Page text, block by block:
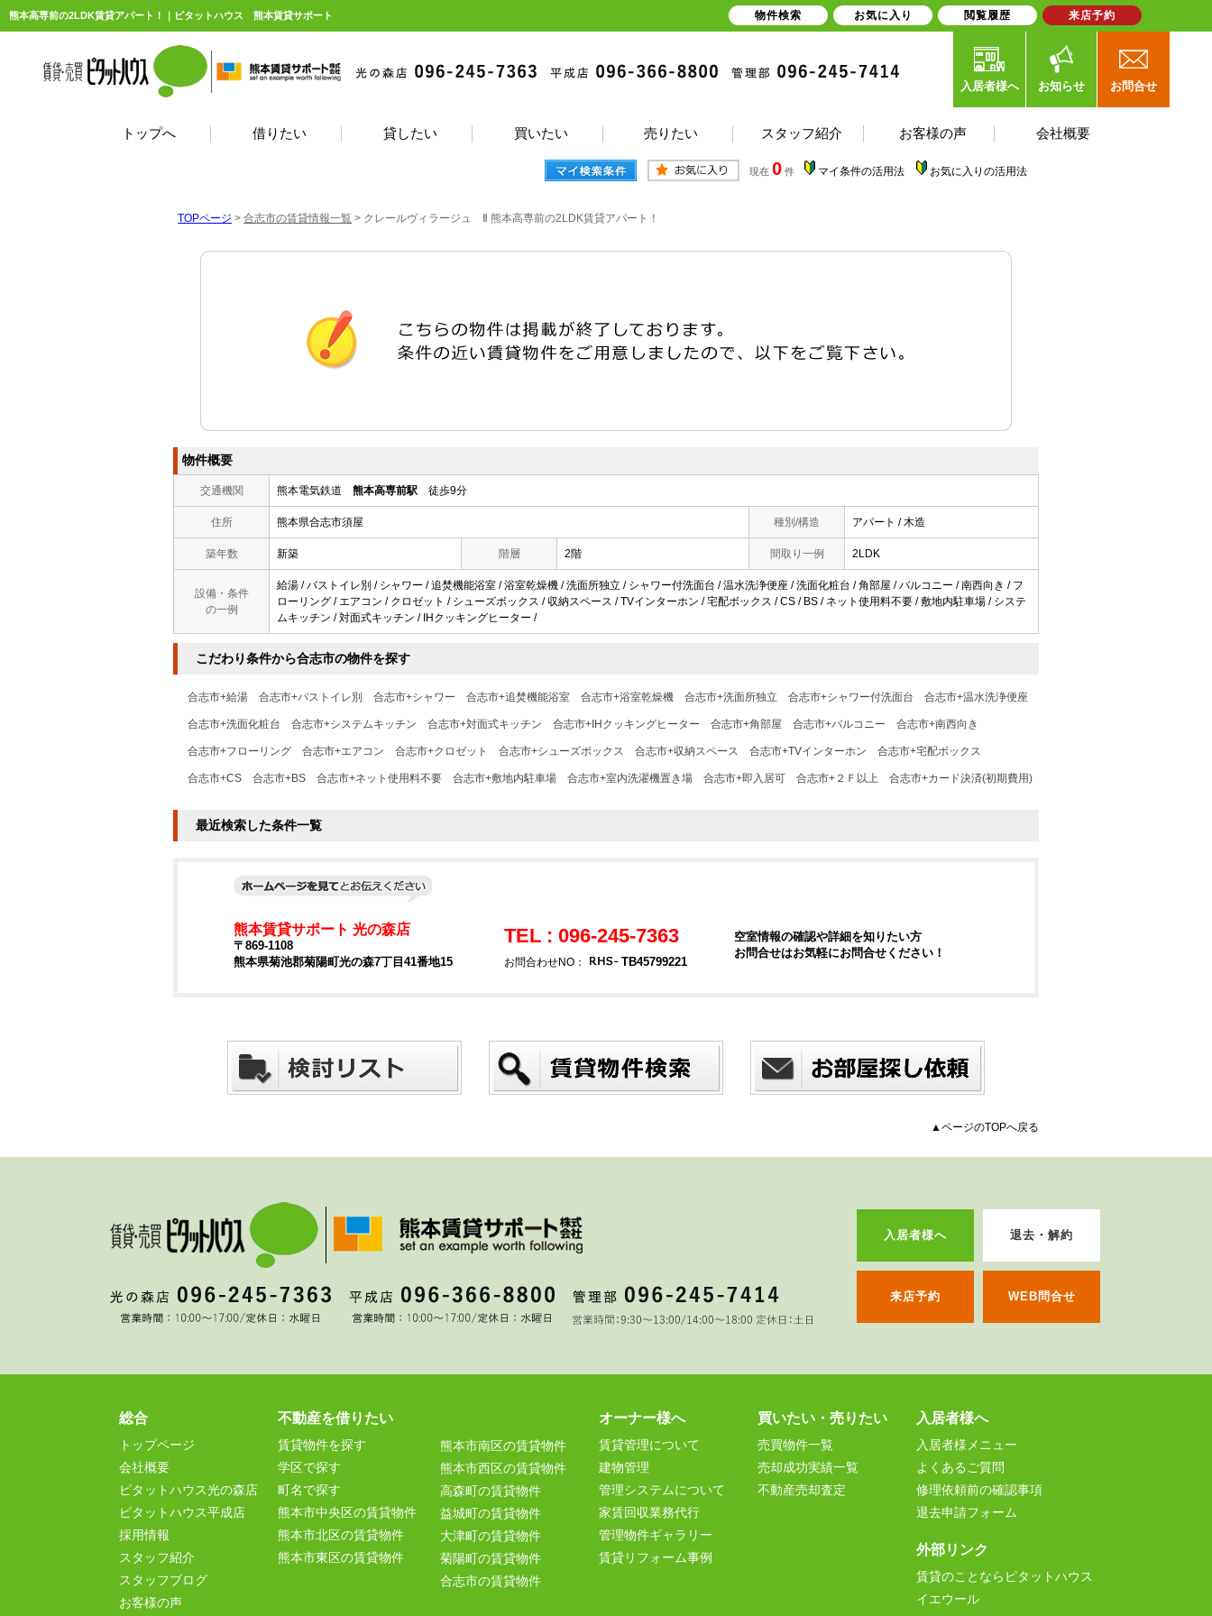
熊本高専前の2LDK賃貸アパート！｜ピタットハウス 熊本賃貸サポート
入居者様へ お知らせ お問合せ
トップへ 借りたい 貸したい 買いたい 売りたい スタッフ紹介 お客様の声 会社概要
現在 0 件 マイ条件の活用法 お気に入りの活用法
TOPページ > 合志市の賃貸情報一覧 > クレールヴィラージュ Ⅱ 熊本高専前の2LDK賃貸アパート！
物件概要
交通機関 熊本電気鉄道 熊本高専前駅 徒歩9分
住所 熊本県合志市須屋 種別/構造 アパート / 木造
築年数 新築 階層 2階 間取り一例 2LDK
設備・条件
の一例
給湯 / バストイレ別 / シャワー / 追焚機能浴室 / 浴室乾燥機 / 洗面所独立 / シャワー付洗面台 / 温水洗浄便座 / 洗面化粧台 / 角部屋 / バルコニー / 南西向き / フ
ローリング / エアコン / クロゼット / シューズボックス / 収納スペース / TVインターホン / 宅配ボックス / CS / BS / ネット使用料不要 / 敷地内駐車場 / システ
ムキッチン / 対面式キッチン / IHクッキングヒーター /
こだわり条件から合志市の物件を探す
合志市+給湯 合志市+バストイレ別 合志市+シャワー 合志市+追焚機能浴室 合志市+浴室乾燥機 合志市+洗面所独立 合志市+シャワー付洗面台 合志市+温水洗浄便座
合志市+洗面化粧台 合志市+システムキッチン 合志市+対面式キッチン 合志市+IHクッキングヒーター 合志市+角部屋 合志市+バルコニー 合志市+南西向き
合志市+フローリング 合志市+エアコン 合志市+クロゼット 合志市+シューズボックス 合志市+収納スペース 合志市+TVインターホン 合志市+宅配ボックス
合志市+CS 合志市+BS 合志市+ネット使用料不要 合志市+敷地内駐車場 合志市+室内洗濯機置き場 合志市+即入居可 合志市+２Ｆ以上 合志市+カード決済(初期費用)
最近検索した条件一覧
熊本賃貸サポート 光の森店
〒869-1108
熊本県菊池郡菊陽町光の森7丁目41番地15
TEL : 096-245-7363
お問合わせNO： TB45799221
空室情報の確認や詳細を知りたい方
お問合せはお気軽にお問合せください！
▲ページのTOPへ戻る
入居者様へ 退去・解約
来店予約 WEB問合せ
総合
トップページ
会社概要
ピタットハウス光の森店
ピタットハウス平成店
採用情報
スタッフ紹介
スタッフブログ
お客様の声
不動産を借りたい
賃貸物件を探す
学区で探す
町名で探す
熊本市中央区の賃貸物件
熊本市北区の賃貸物件
熊本市東区の賃貸物件
熊本市南区の賃貸物件
熊本市西区の賃貸物件
高森町の賃貸物件
益城町の賃貸物件
大津町の賃貸物件
菊陽町の賃貸物件
合志市の賃貸物件
オーナー様へ
賃貸管理について
建物管理
管理システムについて
家賃回収業務代行
管理物件ギャラリー
賃貸リフォーム事例
買いたい・売りたい
売買物件一覧
売却成功実績一覧
不動産売却査定
入居者様へ
入居者様メニュー
よくあるご質問
修理依頼前の確認事項
退去申請フォーム
外部リンク
賃貸のことならピタットハウス
イエウール
物件検索 お気に入り 閲覧履歴 来店予約